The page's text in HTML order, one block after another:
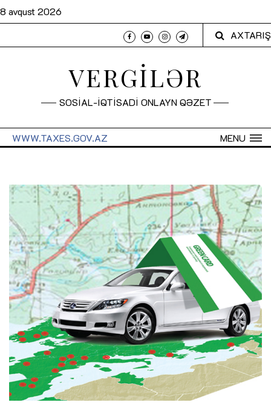
8 avqust 2026
AXTARIŞ
VERGİLƏR
SOSİAL-İQTİSADİ ONLAYN QƏZET
MENU
WWW.TAXES.GOV.AZ